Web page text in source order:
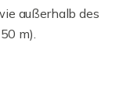
außerhalb des
m).